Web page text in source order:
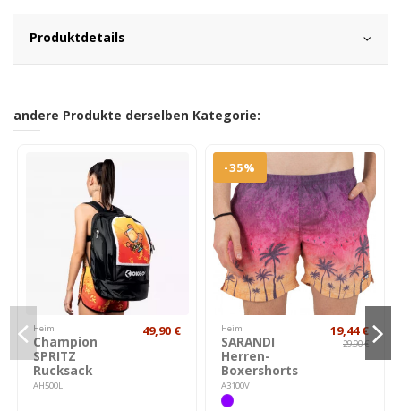
Produktdetails
andere Produkte derselben Kategorie:
Heim
Champion
SPRITZ
Rucksack
AH500L
49,90 €
-35%
Heim
SARANDI
Herren-
Boxershorts
A3100V
19,44 €
29,90 €